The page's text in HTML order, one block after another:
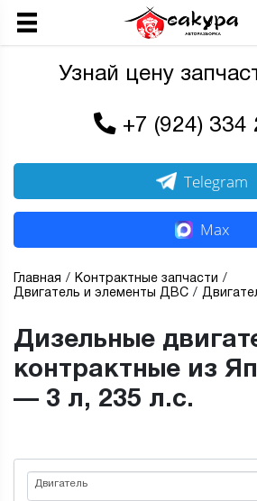
Узнай цену
+7 (924) 334
Telegram
Max
Главная
Контрактные запчасти
Двигатель и элементы ДВС
Дизельные
контрактные из
— 3 л, 235 л.с.
Двигатель